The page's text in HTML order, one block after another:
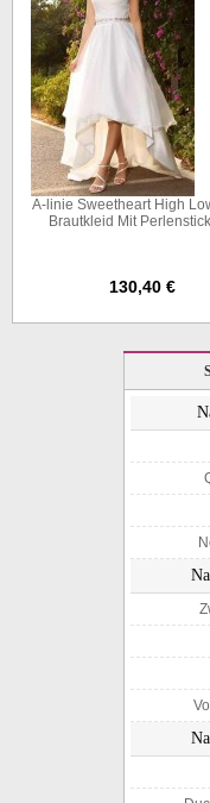
A-linie Sweetheart High
Brautkleid Mit
130,40 €